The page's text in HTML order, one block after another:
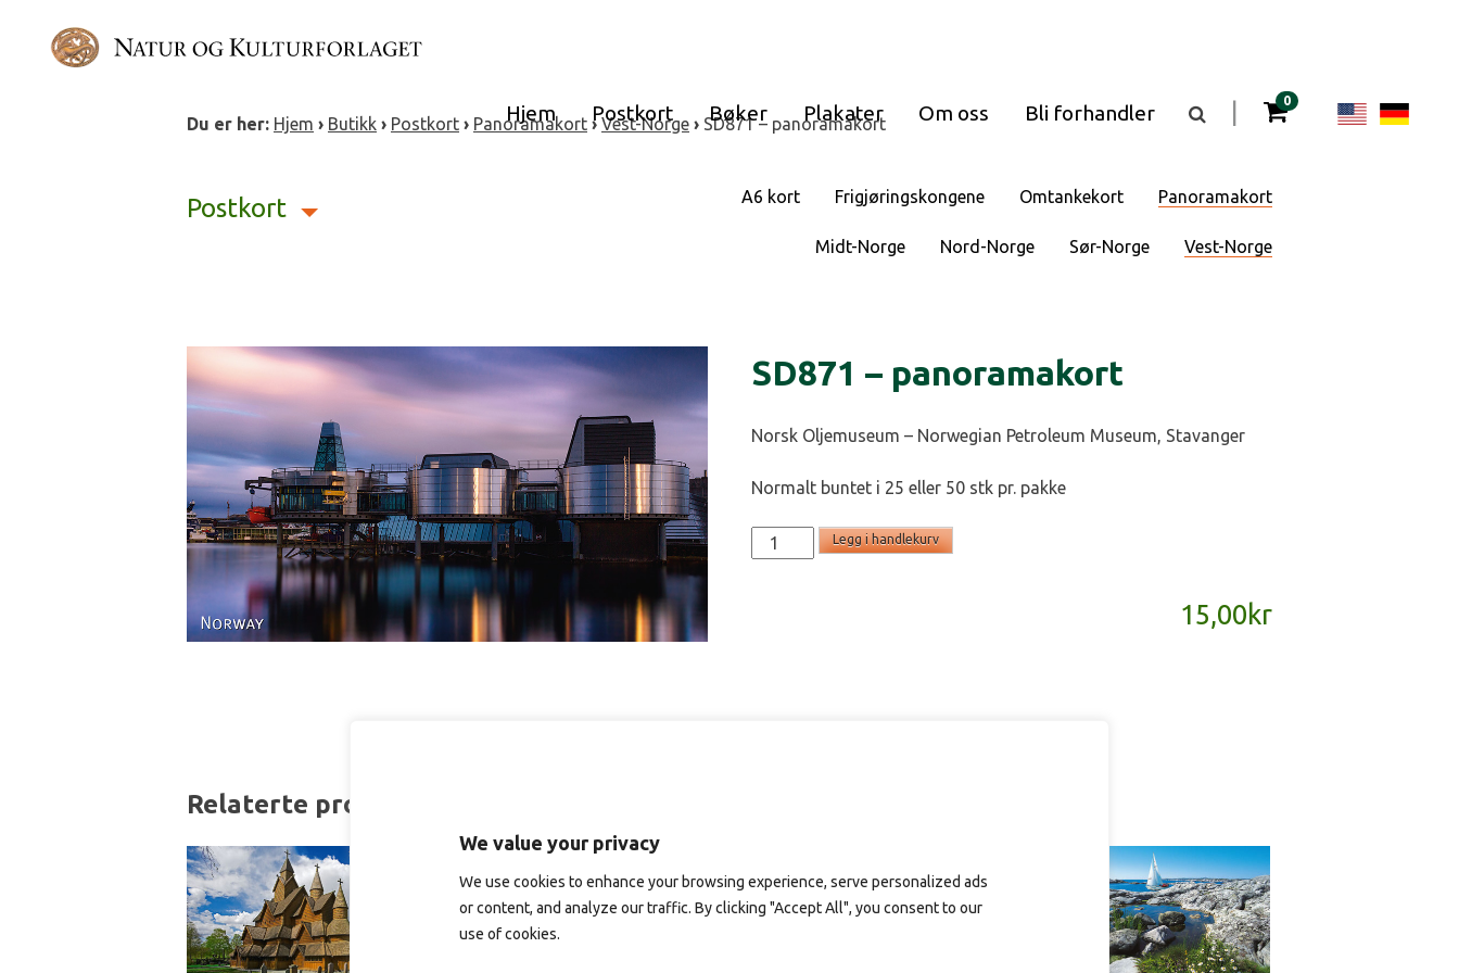
We value your privacy
We use cookies to enhance your browsing experience, serve personalized ads
or content, and analyze our traffic. By clicking "Accept All", you consent to our
use of cookies.
direkte
Hjem Postkort Bøker Plakater Om oss Bli forhandler
eller
0gjenstander i kurven
Change
Du er her: Hjem › Butikk › Postkort › Panoramakort › Vest-Norge › SD871 – panoramakort
Postkort A6 kort Frigjøringskongene Omtankekort Panoramakort
Midt-Norge Nord-Norge Sør-Norge Vest-Norge
SD871 – panoramakort
Norsk Oljemuseum – Norwegian Petroleum Museum, Stavanger
Normalt buntet i 25 eller 50 stk pr. pakke
SD871
-
Legg i handlekurv
15,00kr
Relaterte produkter